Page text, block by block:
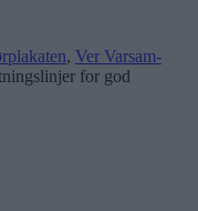
, Ver Varsam-
for god